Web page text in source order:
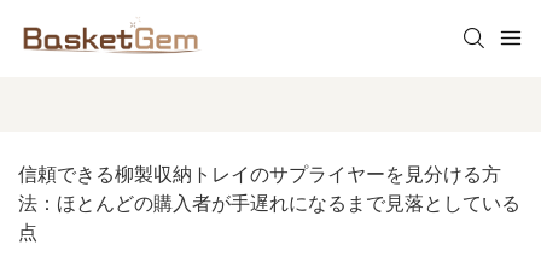
信頼できる柳製収納トレイのサプライヤーを見分ける方
法：ほとんどの購入者が手遅れになるまで見落としている
点